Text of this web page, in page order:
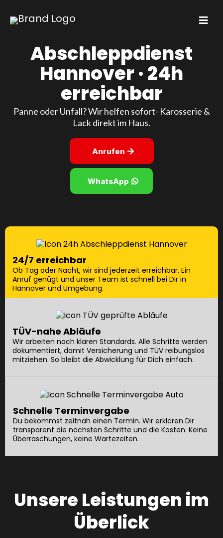
Abschleppdienst
Hannover · 24h
erreichbar
Panne oder Unfall? Wir helfen sofort- Karosserie &
Lack direkt im Haus.
Anrufen
WhatsApp
24/7 erreichbar
Ob Tag oder Nacht, wir sind jederzeit erreichbar. Ein
Anruf genügt und unser Team ist schnell bei Dir in
Hannover und Umgebung.
TÜV-nahe Abläufe
Wir arbeiten nach klaren Standards. Alle Schritte werden
dokumentiert, damit Versicherung und TÜV reibungslos
mitziehen. So bleibt die Abwicklung für Dich einfach.
Schnelle Terminvergabe
Du bekommst zeitnah einen Termin. Wir erklären Dir
transparent die nächsten Schritte und die Kosten. Keine
Überraschungen, keine Wartezeiten.
Unsere Leistungen im
Überlick